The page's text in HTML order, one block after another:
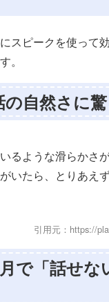
スピークを使って
。
自然さに
るような滑らかさ
いたら、とりあえ
引用元：https://
で「話せな